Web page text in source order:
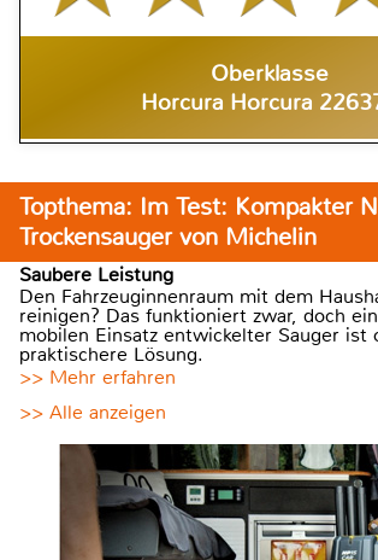
Oberklasse
Horcura Horcura
Topthema: Im Test: Kompakter
Trockensauger von Michelin
Saubere Leistung
Den Fahrzeuginnenraum mit dem
reinigen? Das funktioniert zwar, doch
mobilen Einsatz entwickelter Sauger ist
praktischere Lösung.
>> Mehr erfahren
>> Alle anzeigen